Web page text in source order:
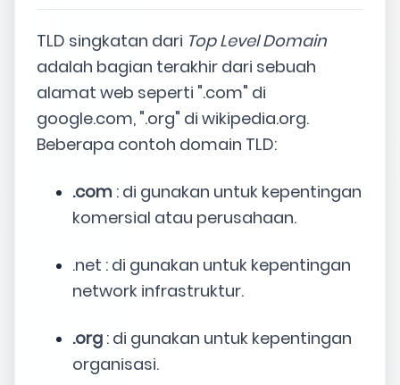
TLD singkatan dari Top Level Domain
adalah bagian terakhir dari sebuah
alamat web seperti ".com" di
google.com, ".org" di wikipedia.org.
Beberapa contoh domain TLD:
.com : di gunakan untuk kepentingan
komersial atau perusahaan.
.net : di gunakan untuk kepentingan
network infrastruktur.
.org : di gunakan untuk kepentingan
organisasi.